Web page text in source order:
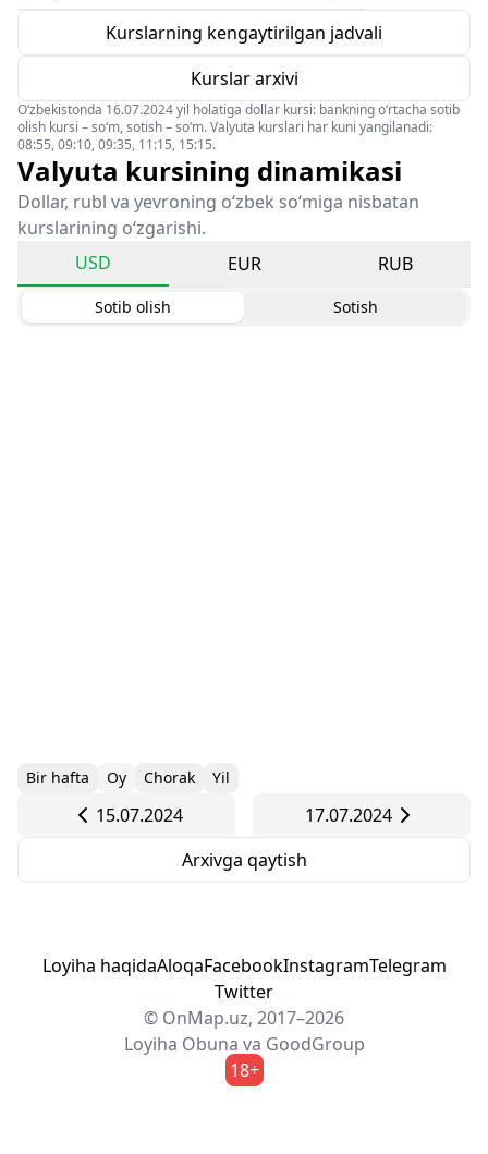
Kurslarning kengaytirilgan jadvali
Kurslar arxivi
O‘zbekistonda 16.07.2024 yil holatiga dollar kursi: bankning o‘rtacha sotib
olish kursi – so‘m, sotish – so‘m. Valyuta kurslari har kuni yangilanadi:
08:55, 09:10, 09:35, 11:15, 15:15.
Valyuta kursining dinamikasi
Dollar, rubl va yevroning o‘zbek so‘miga nisbatan
kurslarining o‘zgarishi.
USD
EUR RUB
Sotib olish Sotish
Bir hafta Oy Chorak Yil
15.07.2024
17.07.2024
Arxivga qaytish
Loyiha haqidaAloqaFacebookInstagramTelegram
Twitter
© OnMap.uz, 2017–2026
Loyiha Obuna va GoodGroup
18+